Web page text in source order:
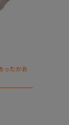
ったかお